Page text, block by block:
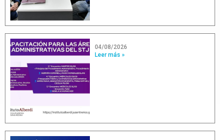
04/08/2026
Leer más »